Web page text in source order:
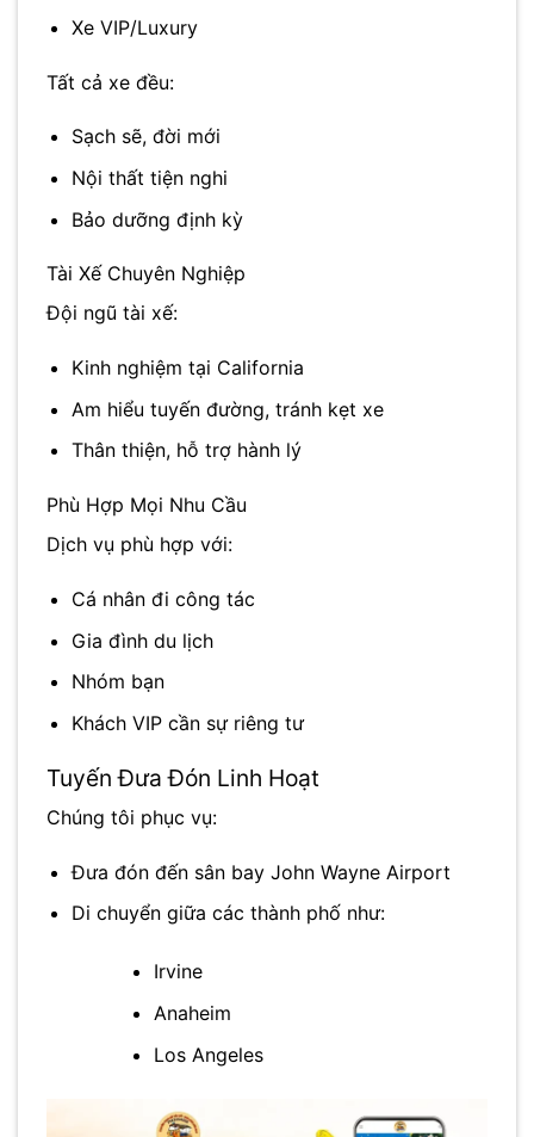
Xe VIP/Luxury
Tất cả xe đều:
Sạch sẽ, đời mới
Nội thất tiện nghi
Bảo dưỡng định kỳ
Tài Xế Chuyên Nghiệp
Đội ngũ tài xế:
Kinh nghiệm tại California
Am hiểu tuyến đường, tránh kẹt xe
Thân thiện, hỗ trợ hành lý
Phù Hợp Mọi Nhu Cầu
Dịch vụ phù hợp với:
Cá nhân đi công tác
Gia đình du lịch
Nhóm bạn
Khách VIP cần sự riêng tư
Tuyến Đưa Đón Linh Hoạt
Chúng tôi phục vụ:
Đưa đón đến sân bay John Wayne Airport
Di chuyển giữa các thành phố như:
Irvine
Anaheim
Los Angeles